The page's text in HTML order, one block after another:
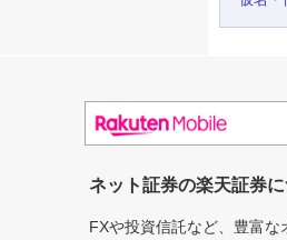
ネット証券の楽天証券
FXや投資信託など、豊富